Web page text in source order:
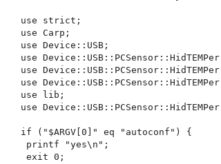
use strict;
use Carp;
use Device::USB;
use
use
use
use lib;
use
if ("$ARGV[0]" eq "autoconf") {
printf "yes\n";
exit 0;